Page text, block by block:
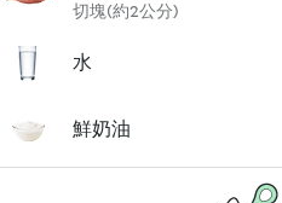
切塊(約2公分)
水
鮮奶油